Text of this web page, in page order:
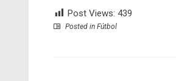
Post Views: 439
Posted in Fútbol